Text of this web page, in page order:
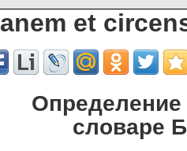
et
словаре